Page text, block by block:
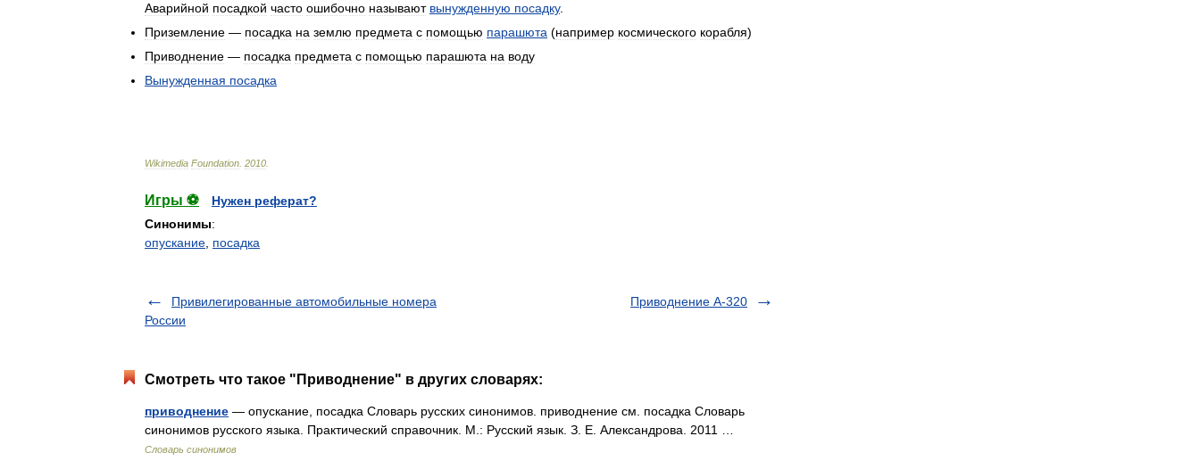
Аварийной посадкой часто ошибочно называют вынужденную посадку.
Приземление — посадка на землю предмета с помощью парашюта (например космического корабля)
Приводнение — посадка предмета с помощью парашюта на воду
Вынужденная посадка
Wikimedia Foundation. 2010.
Игры ⚽
Нужен реферат?
Синонимы:
опускание, посадка
Привилегированные автомобильные номера
России
Приводнение A-320
Смотреть что такое "Приводнение" в других словарях:
приводнение — опускание, посадка Словарь русских синонимов. приводнение см. посадка Словарь
синонимов русского языка. Практический справочник. М.: Русский язык. З. Е. Александрова. 2011 …
Словарь синонимов